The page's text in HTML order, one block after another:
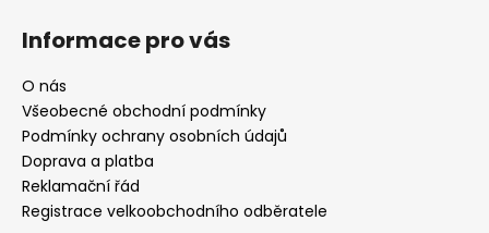
Informace pro vás
O nás
Všeobecné obchodní podmínky
Podmínky ochrany osobních údajů
Doprava a platba
Reklamační řád
Registrace velkoobchodního odběratele